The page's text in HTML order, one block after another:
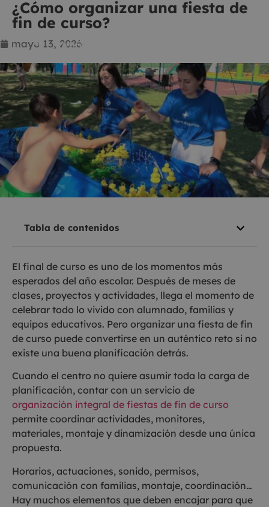
¿Cómo organizar una fiesta de
fin de curso?
mayo 13, 2026
Tabla de contenidos
El final de curso es uno de los momentos más
esperados del año escolar. Después de meses de
clases, proyectos y actividades, llega el momento de
celebrar todo lo vivido con alumnado, familias y
equipos educativos. Pero organizar una fiesta de fin
de curso puede convertirse en un auténtico reto si no
existe una buena planificación detrás.
Cuando el centro no quiere asumir toda la carga de
planificación, contar con un servicio de
organización integral de fiestas de fin de curso
permite coordinar actividades, monitores,
materiales, montaje y dinamización desde una única
propuesta.
Horarios, actuaciones, sonido, permisos,
comunicación con familias, montaje, coordinación…
Hay muchos elementos que deben encajar para que